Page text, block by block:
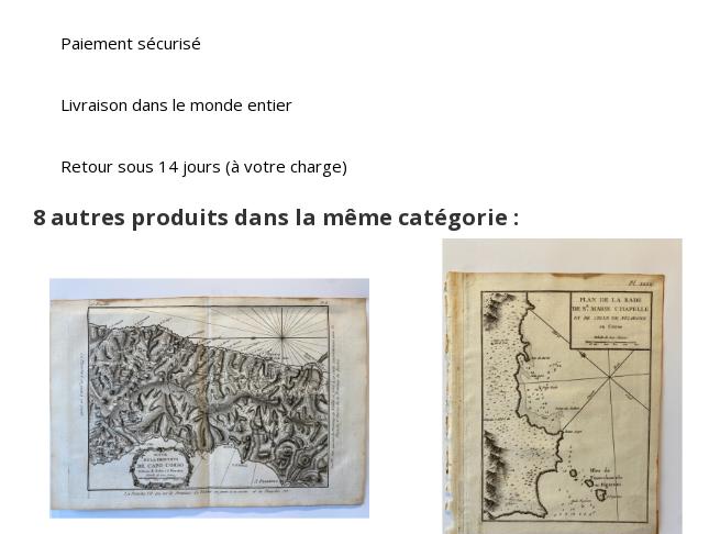
Paiement sécurisé
Livraison dans le monde entier
Retour sous 14 jours (à votre charge)
8 autres produits dans la même catégorie :